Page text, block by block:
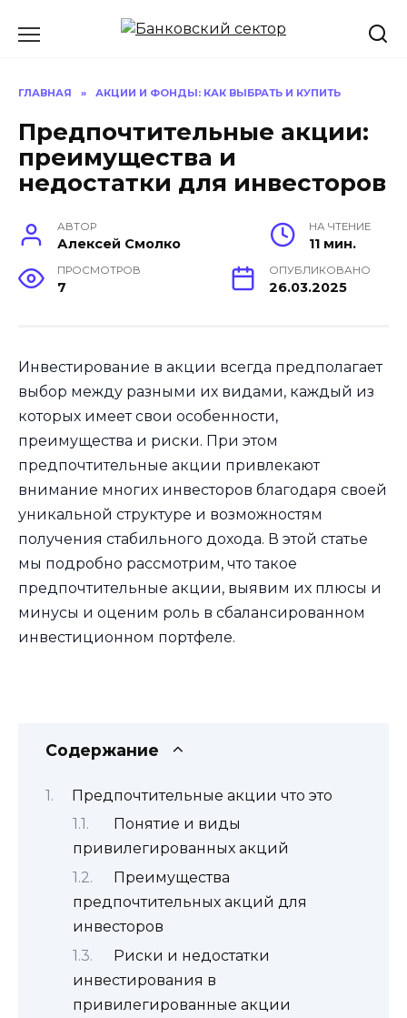
ГЛАВНАЯ » АКЦИИ И ФОНДЫ: КАК ВЫБРАТЬ И КУПИТЬ
Предпочтительные акции:
преимущества и
недостатки для инвесторов
АВТОР
Алексей Смолко
НА ЧТЕНИЕ
11 мин.
ПРОСМОТРОВ
7
ОПУБЛИКОВАНО
26.03.2025
Инвестирование в акции всегда предполагает
выбор между разными их видами, каждый из
которых имеет свои особенности,
преимущества и риски. При этом
предпочтительные акции привлекают
внимание многих инвесторов благодаря своей
уникальной структуре и возможностям
получения стабильного дохода. В этой статье
мы подробно рассмотрим, что такое
предпочтительные акции, выявим их плюсы и
минусы и оценим роль в сбалансированном
инвестиционном портфеле.
Содержание
Предпочтительные акции что это
Понятие и виды
привилегированных акций
Преимущества
предпочтительных акций для
инвесторов
Риски и недостатки
инвестирования в
привилегированные акции